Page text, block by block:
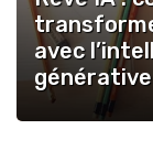
avec
générative